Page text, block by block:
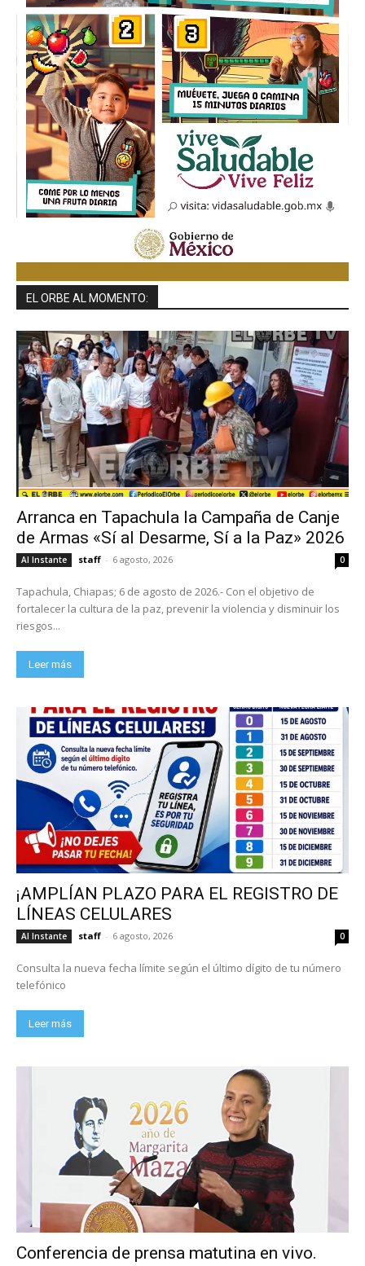
EL ORBE AL MOMENTO:
Arranca en Tapachula la Campaña de Canje
de Armas «Sí al Desarme, Sí a la Paz» 2026
Al Instante staff - 6 agosto, 2026 0
Tapachula, Chiapas; 6 de agosto de 2026.- Con el objetivo de
fortalecer la cultura de la paz, prevenir la violencia y disminuir los
riesgos...
Leer más
¡AMPLÍAN PLAZO PARA EL REGISTRO DE
LÍNEAS CELULARES
Al Instante staff - 6 agosto, 2026 0
Consulta la nueva fecha límite según el último dígito de tu número
telefónico
Leer más
Conferencia de prensa matutina en vivo.